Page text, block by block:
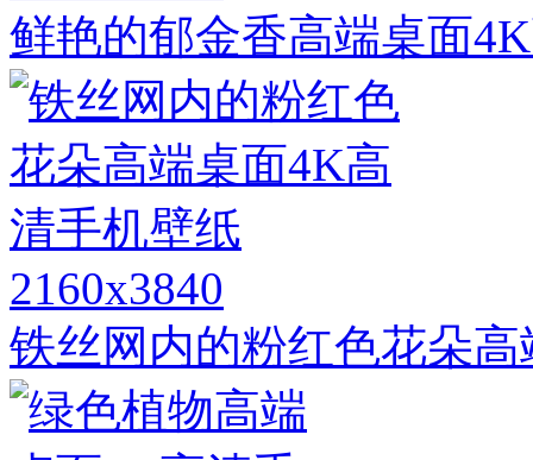
鲜艳的郁金香高端桌面
2160x3840
铁丝网内的粉红色花朵